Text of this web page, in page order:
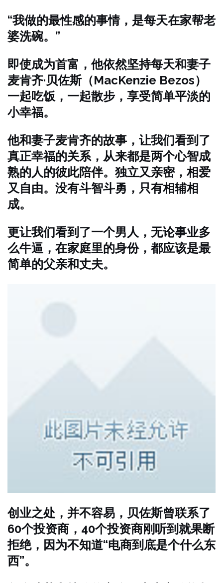
“我做的最性感的事情，是每天在家帮老
婆洗碗。”
即使成为首富，他依然坚持每天和妻子
麦肯齐·贝佐斯（MacKenzie Bezos）
一起吃饭，一起散步，享受简单平淡的
小幸福。
他和妻子麦肯齐的故事，让我们看到了
真正幸福的关系，从来都是两个心智成
熟的人的彼此陪伴。独立又亲密，相爱
又自由。没有斗智斗勇，只有相辅相
成。
更让我们看到了一个男人，无论事业多
么牛逼，在家庭里的身份，都应该是最
简单的父亲和丈夫。
创业之处，并不容易，贝佐斯曾联系了
60个投资商，40个投资商刚听到就果断
拒绝，因为不知道“电商到底是个什么东
西”。